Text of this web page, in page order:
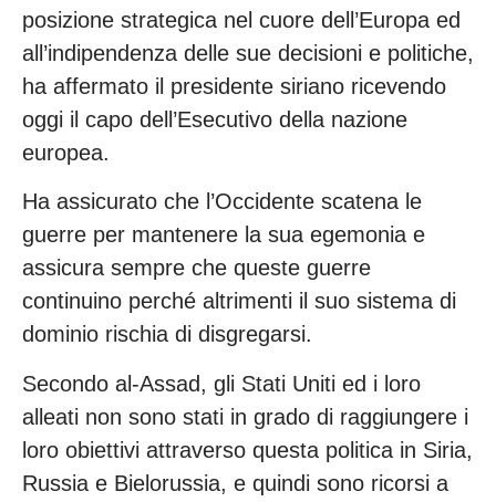
posizione strategica nel cuore dell’Europa ed
all’indipendenza delle sue decisioni e politiche,
ha affermato il presidente siriano ricevendo
oggi il capo dell’Esecutivo della nazione
europea.
Ha assicurato che l’Occidente scatena le
guerre per mantenere la sua egemonia e
assicura sempre che queste guerre
continuino perché altrimenti il suo sistema di
dominio rischia di disgregarsi.
Secondo al-Assad, gli Stati Uniti ed i loro
alleati non sono stati in grado di raggiungere i
loro obiettivi attraverso questa politica in Siria,
Russia e Bielorussia, e quindi sono ricorsi a